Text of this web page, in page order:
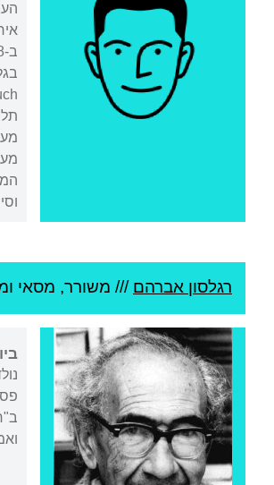
רגלסון אברהם /// משורר, מסאי